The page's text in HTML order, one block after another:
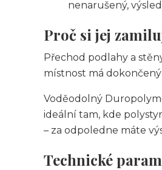
nenarušený,
Proč si jej
Přechod podlahy a
místnost má
Voděodolný
ideální tam, kde
– za odpoledne máte
Technické